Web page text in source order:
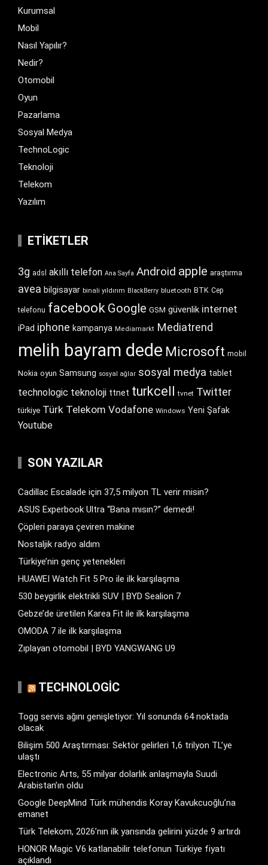
Kurumsal
Mobil
Nasıl Yapılır?
Nedir?
Otomobil
Oyun
Pazarlama
Sosyal Medya
TechnoLogic
Teknoloji
Telekom
Yazılım
ETIKETLER
3g adsl akıllı telefon Ana Sayfa Android apple araştırma
avea bilgisayar binali yıldırım BlackBerry bluetooth BTK Cep
telefonu facebook Google GSM güvenlik internet
iPad iphone kampanya Mediamarkt Mediatrend
melih bayram dede Microsoft mobil
Nokia oyun Samsung sosyal ağlar sosyal medya tablet
technologic teknoloji ttnet turkcell tvnet Twitter
türkiye Türk Telekom Vodafone Windows Yeni Şafak
Youtube
SON YAZILAR
Cadillac Escalade için 37,5 milyon TL verir misin?
ASUS Experbook Ultra “Bana mısın?” demedi!
Çöpleri paraya çeviren makine
Nostaljik radyo aldım
Türkiye’nin genç yetenekleri
HUAWEI Watch Fit 5 Pro ile ilk karşılaşma
530 beygirlik elektrikli SUV | BYD Sealion 7
Gebze’de üretilen Karea Fit ile ilk karşılaşma
OMODA 7 ile ilk karşılaşma
Zıplayan otomobil | BYD YANGWANG U9
TECHNOLOGIC
Togg servis ağını genişletiyor: Yıl sonunda 64 noktada
olacak
Bilişim 500 Araştırması: Sektör gelirleri 1,6 trilyon TL’ye
ulaştı
Electronic Arts, 55 milyar dolarlık anlaşmayla Suudi
Arabistan’ın oldu
Google DeepMind Türk mühendis Koray Kavukcuoğlu’na
emanet
Türk Telekom, 2026’nın ilk yarısında gelirini yüzde 9 artırdı
HONOR Magic V6 katlanabilir telefonun Türkiye fiyatı
açıklandı